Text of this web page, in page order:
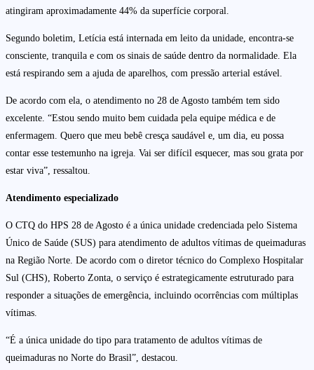
atingiram aproximadamente 44% da superfície corporal.
Segundo boletim, Letícia está internada em leito da unidade, encontra-se
consciente, tranquila e com os sinais de saúde dentro da normalidade. Ela
está respirando sem a ajuda de aparelhos, com pressão arterial estável.
De acordo com ela, o atendimento no 28 de Agosto também tem sido
excelente. “Estou sendo muito bem cuidada pela equipe médica e de
enfermagem. Quero que meu bebê cresça saudável e, um dia, eu possa
contar esse testemunho na igreja. Vai ser difícil esquecer, mas sou grata por
estar viva”, ressaltou.
Atendimento especializado
O CTQ do HPS 28 de Agosto é a única unidade credenciada pelo Sistema
Único de Saúde (SUS) para atendimento de adultos vítimas de queimaduras
na Região Norte. De acordo com o diretor técnico do Complexo Hospitalar
Sul (CHS), Roberto Zonta, o serviço é estrategicamente estruturado para
responder a situações de emergência, incluindo ocorrências com múltiplas
vítimas.
“É a única unidade do tipo para tratamento de adultos vítimas de
queimaduras no Norte do Brasil”, destacou.